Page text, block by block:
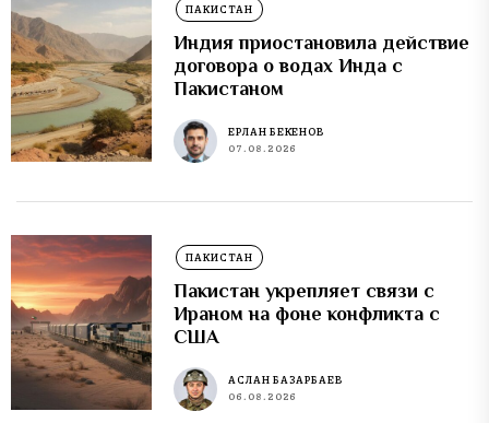
ПАКИСТАН
Индия приостановила действие
договора о водах Инда с
Пакистаном
ЕРЛАН БЕКЕНОВ
07.08.2026
ПАКИСТАН
Пакистан укрепляет связи с
Ираном на фоне конфликта с
США
АСЛАН БАЗАРБАЕВ
06.08.2026